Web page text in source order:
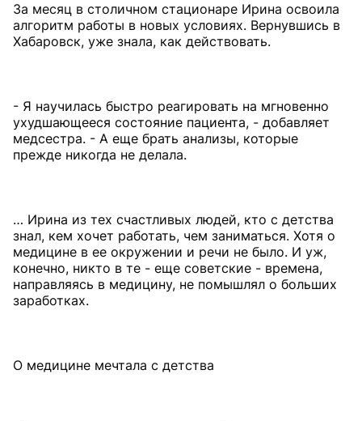
За месяц в столичном стационаре Ирина освоила
алгоритм работы в новых условиях. Вернувшись в
Хабаровск, уже знала, как действовать.
- Я научилась быстро реагировать на мгновенно
ухудшающееся состояние пациента, - добавляет
медсестра. - А еще брать анализы, которые
прежде никогда не делала.
… Ирина из тех счастливых людей, кто с детства
знал, кем хочет работать, чем заниматься. Хотя о
медицине в ее окружении и речи не было. И уж,
конечно, никто в те - еще советские - времена,
направляясь в медицину, не помышлял о больших
заработках.
О медицине мечтала с детства